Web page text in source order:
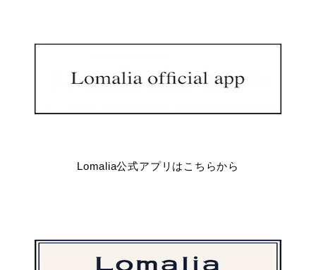
Lomalia公式アプリはこちらから